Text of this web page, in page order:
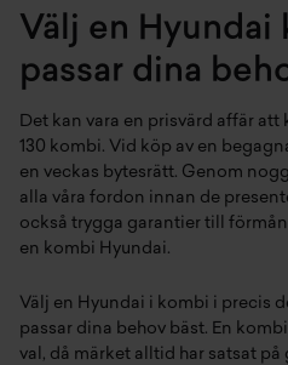
Välj en Hyundai
passar dina
Det kan vara en prisvärd affär
130 kombi. Vid köp av en
en veckas bytesrätt. Genom
alla våra fordon innan de
också trygga garantier till
en kombi Hyundai.
Välj en Hyundai i kombi i precis
passar dina behov bäst. En
val, då märket alltid har satsat